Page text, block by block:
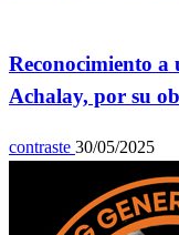
Reconocimiento
Achalay, por su
contraste 30/05/2025